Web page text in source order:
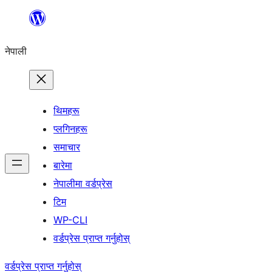
सामग्रीमा
नेपाली
थिमहरू
प्लगिनहरू
समाचार
बारेमा
नेपालीमा वर्डप्रेस
टिम
WP-CLI
वर्डप्रेस प्राप्त गर्नुहोस्
वर्डप्रेस प्राप्त गर्नुहोस्